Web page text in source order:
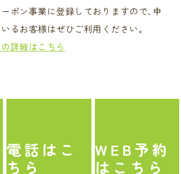
ポン事業に登録しておりますので､申
るお客様はぜひご利用ください｡
詳細はこちら
電話 はこ
ちら
WEB予約
はこちら